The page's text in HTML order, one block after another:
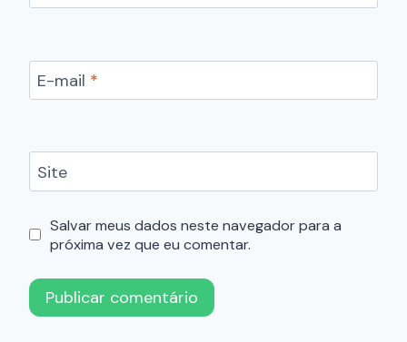
E-mail *
Site
Salvar meus dados neste navegador para a
próxima vez que eu comentar.